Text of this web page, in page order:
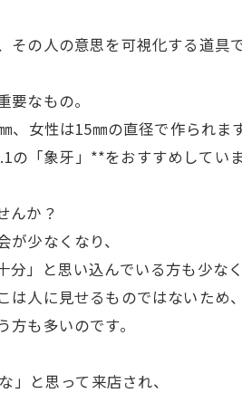
その人の意思を可視化する道具
なもの。
女性は15㎜の直径で作られます
「象牙」**をおすすめしていま
んか？
少なくなり、
分」と思い込んでいる方も少な
人に見せるものではないため、
も多いのです。
」と思って来店され、